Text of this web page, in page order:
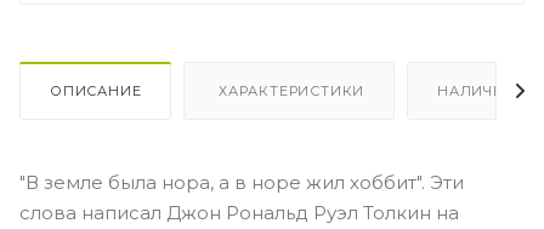
ОПИСАНИЕ ХАРАКТЕРИСТИКИ НАЛИЧИЕ
"В земле была нора, а в норе жил хоббит". Эти
слова написал Джон Рональд Руэл Толкин на